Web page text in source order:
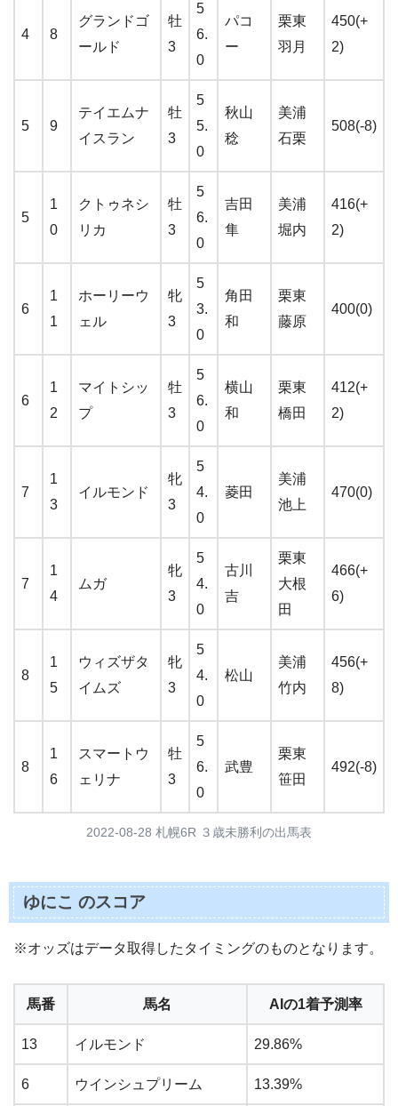
4 8
グランドゴ
ールド
牡
3
5
6.
0
パコ
ー
栗東
羽月
450(+
2)
5 9
テイエムナ
イスラン
牡
3
5
5.
0
秋山
稔
美浦
石栗
508(-8)
5
1
0
クトゥネシ
リカ
牡
3
5
6.
0
吉田
隼
美浦
堀内
416(+
2)
6
1
1
ホーリーウ
ェル
牝
3
5
3.
0
角田
和
栗東
藤原
400(0)
6
1
2
マイトシッ
プ
牡
3
5
6.
0
横山
和
栗東
橋田
412(+
2)
7
1
3
イルモンド
牝
3
5
4.
0
菱田
美浦
池上
470(0)
7
1
4
ムガ
牝
3
5
4.
0
古川
吉
栗東
大根
田
466(+
6)
8
1
5
ウィズザタ
イムズ
牝
3
5
4.
0
松山
美浦
竹内
456(+
8)
8
1
6
スマートウ
ェリナ
牡
3
5
6.
0
武豊
栗東
笹田
492(-8)
2022-08-28 札幌6R ３歳未勝利の出馬表
ゆにこ のスコア
※オッズはデータ取得したタイミングのものとなります。
馬番 馬名 AIの1着予測率
13 イルモンド 29.86%
6 ウインシュプリーム 13.39%